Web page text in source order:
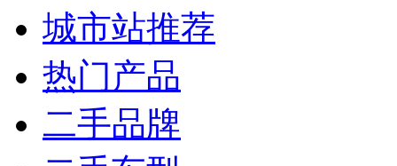
城市站推荐
热门产品
二手品牌